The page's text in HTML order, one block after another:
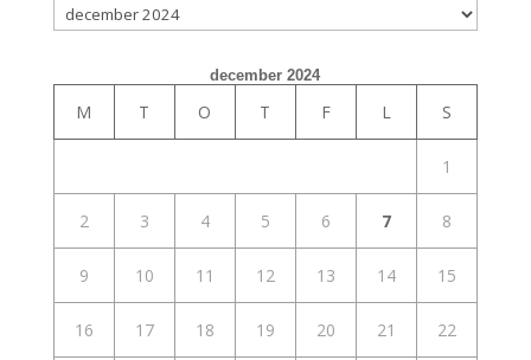
Arkiv
december 2024
M T O T F L S
1
2 3 4 5 6 7 8
9 10 11 12 13 14 15
16 17 18 19 20 21 22